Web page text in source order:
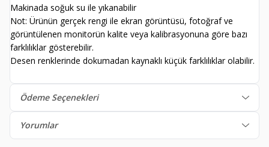
Makinada soğuk su ile yıkanabilir
Not: Ürünün gerçek rengi ile ekran görüntüsü, fotoğraf ve
görüntülenen monitorün kalite veya kalibrasyonuna göre bazı
farklılıklar gösterebilir.
Desen renklerinde dokumadan kaynaklı küçük farklılıklar olabilir.
Ödeme Seçenekleri
Yorumlar